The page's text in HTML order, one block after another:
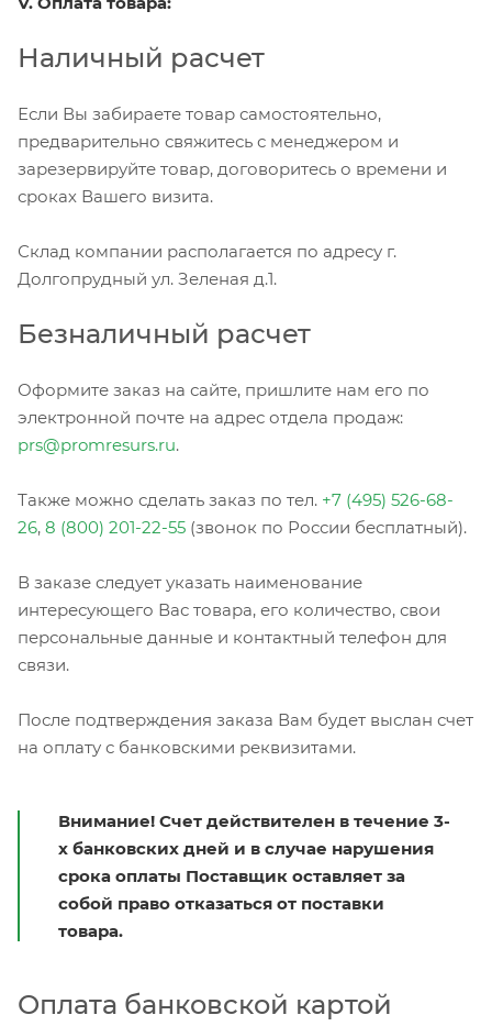
Наличный расчет
Если Вы забираете товар самостоятельно,
предварительно свяжитесь с менеджером и
зарезервируйте товар, договоритесь о времени и
сроках Вашего визита.
Склад компании располагается по адресу г.
Долгопрудный ул. Зеленая д.1.
Безналичный расчет
Оформите заказ на сайте, пришлите нам его по
электронной почте на адрес отдела продаж:
prs@promresurs.ru.
Также можно сделать заказ по тел. +7 (495) 526-68-
26, 8 (800) 201-22-55 (звонок по России бесплатный).
В заказе следует указать наименование
интересующего Вас товара, его количество, свои
персональные данные и контактный телефон для
связи.
После подтверждения заказа Вам будет выслан счет
на оплату с банковскими реквизитами.
Внимание! Счет действителен в течение 3-
х банковских дней и в случае нарушения
срока оплаты Поставщик оставляет за
собой право отказаться от поставки
товара.
Оплата банковской картой